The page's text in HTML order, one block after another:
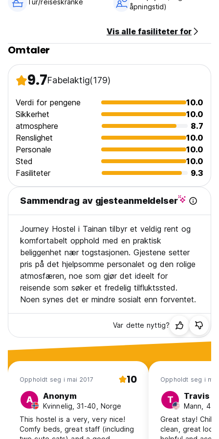
Tur/reiseskranke
åpningstid)
Vis alle fasiliteter for
Omtaler
9.7Fabelaktig(179)
Verdi for pengene
10.0
Sikkerhet
10.0
atmosphere
8.7
Renslighet
10.0
Personale
10.0
Sted
10.0
Fasiliteter
9.3
Sammendrag av gjesteanmeldelser
Journey Hostel i Tainan tilbyr et veldig rent og
komfortabelt opphold med en praktisk
beliggenhet nær togstasjonen. Gjestene setter
pris på det hjelpsomme personalet og den rolige
atmosfæren, noe som gjør det ideelt for
reisende som søker et fredelig tilfluktssted.
Noen synes det er mindre sosialt enn forventet.
Var dette nyttig?
Oppholdt seg i mai 2017 10
A Anonym
Kvinnelig, 31-40, Norge
This hostel is a very, very nice!
Comfy beds, great staff (including
Oppholdt seg i
T Travis
Mann,
Great stay! Chill
clean, great